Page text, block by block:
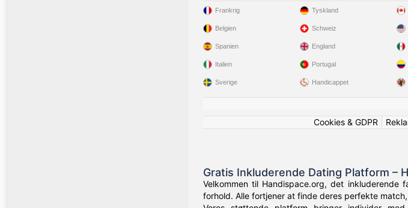
Frankrig
Belgien
Spanien
Italien
Sverige
Tyskland
Schweiz
England
Portugal
Handicappet
Cookies & GDPR
Gratis Inkluderende Dating Platform –
Velkommen til Handispace.org, det
forhold. Alle fortjener at finde deres perfekte